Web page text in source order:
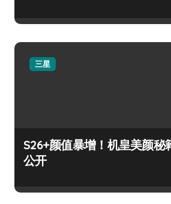
三星
S26+颜值暴增！机皇美颜秘
公开